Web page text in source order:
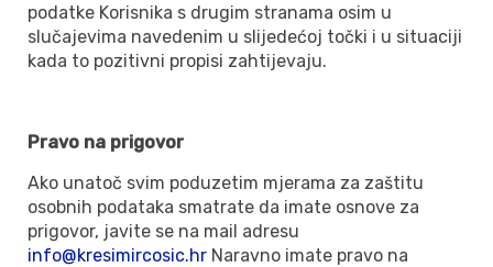
podatke Korisnika s drugim stranama osim u
slučajevima navedenim u slijedećoj točki i u situaciji
kada to pozitivni propisi zahtijevaju.
Pravo na prigovor
Ako unatoč svim poduzetim mjerama za zaštitu
osobnih podataka smatrate da imate osnove za
prigovor, javite se na mail adresu
info@kresimircosic.hr Naravno imate pravo na